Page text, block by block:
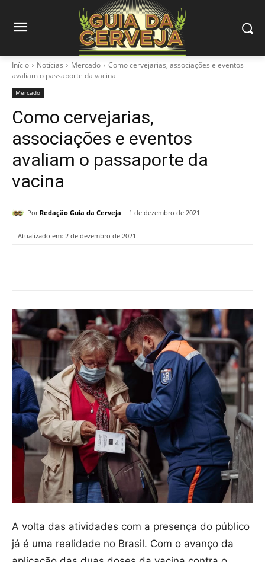
Início Notícias Mercado
Como cervejarias, associações e eventos
avaliam o passaporte da vacina
Mercado
Como cervejarias,
associações e eventos
avaliam o passaporte da
vacina
Por Redação Guia da Cerveja 1 de dezembro de 2021
Atualizado em: 2 de dezembro de 2021
A volta das atividades com a presença do público
já é uma realidade no Brasil. Com o avanço da